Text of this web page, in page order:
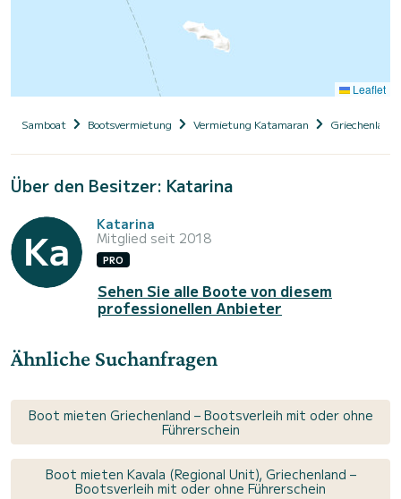
Leaflet
Samboat Bootsvermietung Vermietung Katamaran Griechenland
Über den Besitzer: Katarina
Katarina
Mitglied seit 2018
PRO
Sehen Sie alle Boote von diesem
professionellen Anbieter
Ähnliche Suchanfragen
Boot mieten Griechenland – Bootsverleih mit oder ohne
Führerschein
Boot mieten Kavala (Regional Unit), Griechenland –
Bootsverleih mit oder ohne Führerschein